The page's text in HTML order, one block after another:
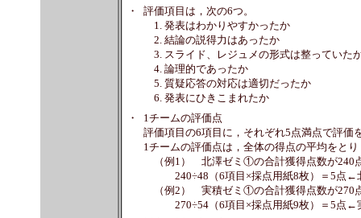
・
評価項目は，次の6つ。
1. 発表はわかりやすかったか
2. 結論の説得力はあったか
3. スライド、レジュメの形式は整っていた
4. 論理的であったか
5. 質疑応答の対応は適切だったか
6. 発表にひきこまれたか
・
1チームの評価点
評価項目の6項目に，それぞれ5点満点で評価
1チームの評価点は，全体の得点の平均をと
（例1） 北澤ゼミ①の合計獲得点数が240
240÷48（6項目×採点用紙8枚）＝5点←
（例2） 実積ゼミ①の合計獲得点数が270
270÷54（6項目×採点用紙9枚）＝5点←